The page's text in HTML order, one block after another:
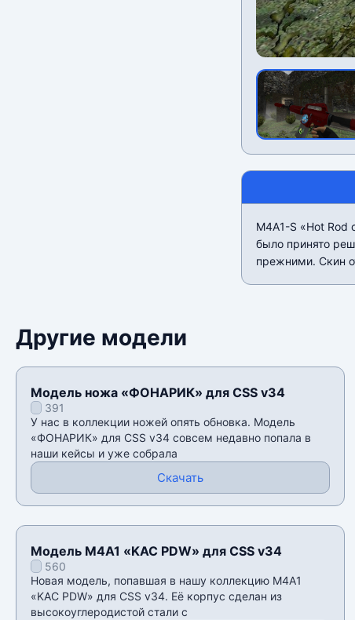
M4A1-S «Hot
было принято
прежними. Скин
Другие модели
Модель ножа «ФОНАРИК» для CSS v34
391
У нас в коллекции ножей опять обновка. Модель
«ФОНАРИК» для CSS v34 совсем недавно попала в
наши кейсы и уже собрала
Скачать
Модель M4A1 «KAC PDW» для CSS v34
560
Новая модель, попавшая в нашу коллекцию M4A1
«KAC PDW» для CSS v34. Её корпус сделан из
высокоуглеродистой стали с